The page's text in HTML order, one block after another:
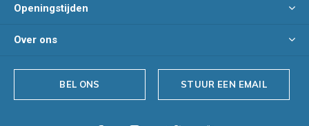
Openingstijden
Over ons
BEL ONS STUUR EEN EMAIL